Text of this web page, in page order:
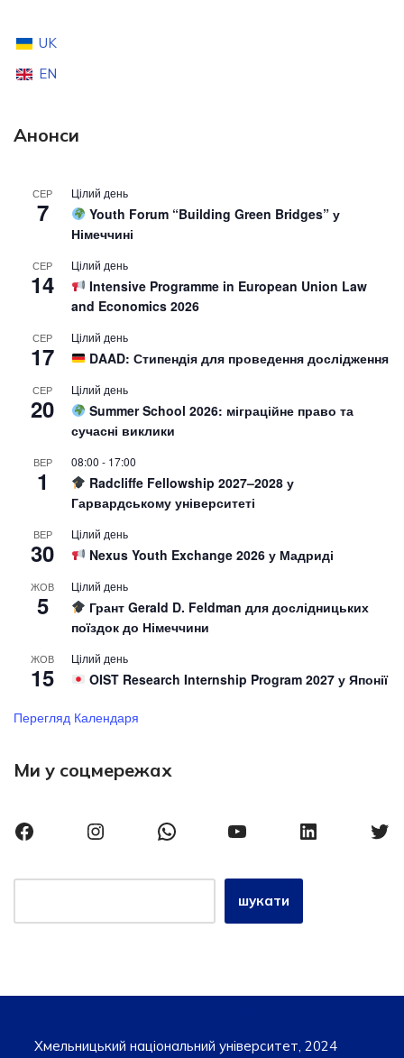
UK
EN
Анонси
СЕР
7
Цілий день
Youth Forum “Building Green Bridges” у
Німеччині
СЕР
14
Цілий день
Intensive Programme in European Union Law
and Economics 2026
СЕР
17
Цілий день
DAAD: Стипендія для проведення дослідження
СЕР
20
Цілий день
Summer School 2026: міграційне право та
сучасні виклики
ВЕР
1
08:00 - 17:00
Radcliffe Fellowship 2027–2028 у
Гарвардському університеті
ВЕР
30
Цілий день
Nexus Youth Exchange 2026 у Мадриді
ЖОВ
5
Цілий день
Грант Gerald D. Feldman для дослідницьких
поїздок до Німеччини
ЖОВ
15
Цілий день
OIST Research Internship Program 2027 у Японії
Перегляд Календаря
Ми у соцмережах
шукати
Хмельницький національний університет, 2024